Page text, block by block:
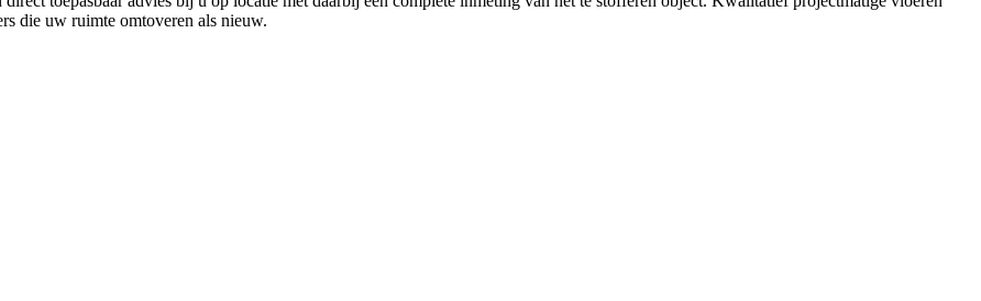
die uw ruimte omtoveren als nieuw.